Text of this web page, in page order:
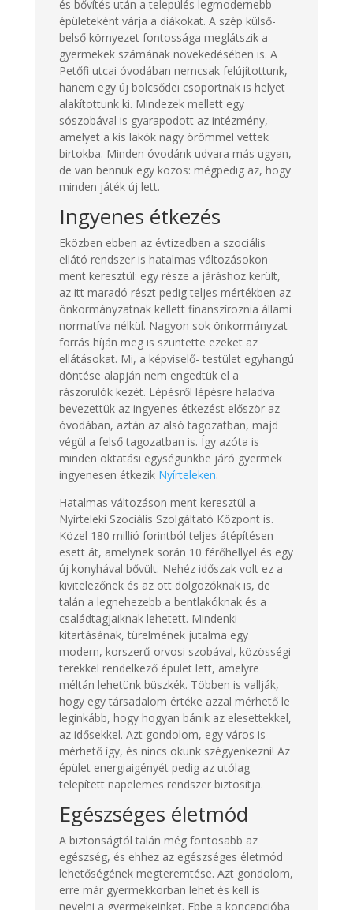
és bővítés után a település legmodernebb
épületeként várja a diákokat. A szép külső-
belső környezet fontossága meglátszik a
gyermekek számának növekedésében is. A
Petőfi utcai óvodában nemcsak felújítottunk,
hanem egy új bölcsődei csoportnak is helyet
alakítottunk ki. Mindezek mellett egy
sószobával is gyarapodott az intézmény,
amelyet a kis lakók nagy örömmel vettek
birtokba. Minden óvodánk udvara más ugyan,
de van bennük egy közös: mégpedig az, hogy
minden játék új lett.
Ingyenes étkezés
Eközben ebben az évtizedben a szociális
ellátó rendszer is hatalmas változásokon
ment keresztül: egy része a járáshoz került,
az itt maradó részt pedig teljes mértékben az
önkormányzatnak kellett finanszíroznia állami
normatíva nélkül. Nagyon sok önkormányzat
forrás híján meg is szüntette ezeket az
ellátásokat. Mi, a képviselő- testület egyhangú
döntése alapján nem engedtük el a
rászorulók kezét. Lépésről lépésre haladva
bevezettük az ingyenes étkezést először az
óvodában, aztán az alsó tagozatban, majd
végül a felső tagozatban is. Így azóta is
minden oktatási egységünkbe járó gyermek
ingyenesen étkezik Nyírteleken.
Hatalmas változáson ment keresztül a
Nyírteleki Szociális Szolgáltató Központ is.
Közel 180 millió forintból teljes átépítésen
esett át, amelynek során 10 férőhellyel és egy
új konyhával bővült. Nehéz időszak volt ez a
kivitelezőnek és az ott dolgozóknak is, de
talán a legnehezebb a bentlakóknak és a
családtagjaiknak lehetett. Mindenki
kitartásának, türelmének jutalma egy
modern, korszerű orvosi szobával, közösségi
terekkel rendelkező épület lett, amelyre
méltán lehetünk büszkék. Többen is vallják,
hogy egy társadalom értéke azzal mérhető le
leginkább, hogy hogyan bánik az elesettekkel,
az idősekkel. Azt gondolom, egy város is
mérhető így, és nincs okunk szégyenkezni! Az
épület energiaigényét pedig az utólag
telepített napelemes rendszer biztosítja.
Egészséges életmód
A biztonságtól talán még fontosabb az
egészség, és ehhez az egészséges életmód
lehetőségének megteremtése. Azt gondolom,
erre már gyermekkorban lehet és kell is
nevelni a gyermekeinket. Ebbe a koncepcióba